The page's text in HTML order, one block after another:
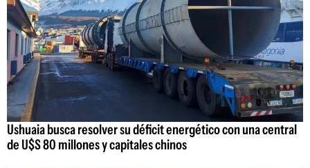
Ushuaia busca resolver su déficit energético con una central
de U$S 80 millones y capitales chinos